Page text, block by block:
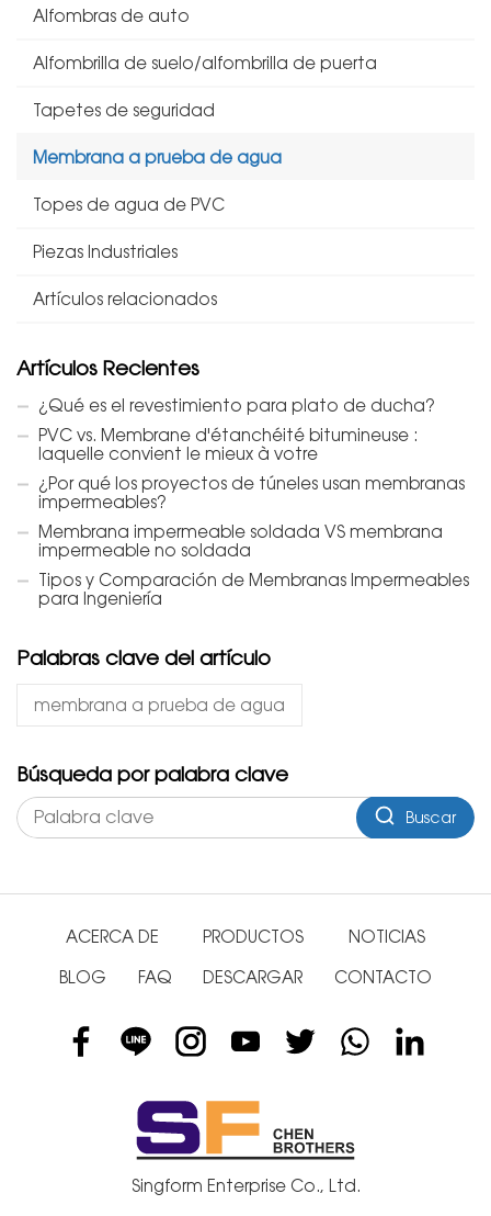
Alfombras de auto
Alfombrilla de suelo/alfombrilla de puerta
Tapetes de seguridad
Membrana a prueba de agua
Topes de agua de PVC
Piezas Industriales
Artículos relacionados
Artículos Recientes
¿Qué es el revestimiento para plato de ducha?
PVC vs. Membrane d'étanchéité bitumineuse :
laquelle convient le mieux à votre
¿Por qué los proyectos de túneles usan membranas
impermeables?
Membrana impermeable soldada VS membrana
impermeable no soldada
Tipos y Comparación de Membranas Impermeables
para Ingeniería
Palabras clave del artículo
membrana a prueba de agua
Búsqueda por palabra clave
Buscar
ACERCA DE PRODUCTOS NOTICIAS
BLOG FAQ DESCARGAR CONTACTO
Singform Enterprise Co., Ltd.